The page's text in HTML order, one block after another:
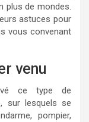
plus de mondes.
astuces pour
vous convenant
venu
ce type de
sur lesquels se
pompier,